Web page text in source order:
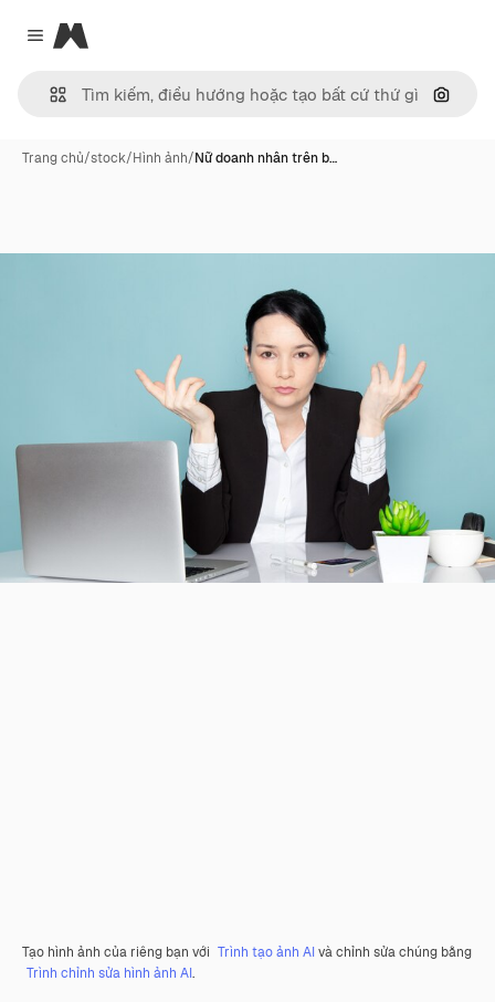
Close menu
Magnific
Tìm
Trang chủ/stock/Hình ảnh/Nữ doanh nhân trên b…
Tạo hình ảnh của riêng bạn với Trình tạo ảnh AIvà chỉnh sửa chúng bằng
Trình chỉnh sửa hình ảnh AI.